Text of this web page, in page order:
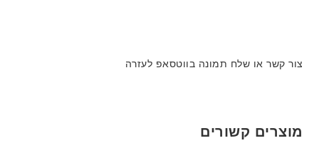
צור קשר או שלח תמונה בווטסאפ לעזרה
מוצרים קשורים